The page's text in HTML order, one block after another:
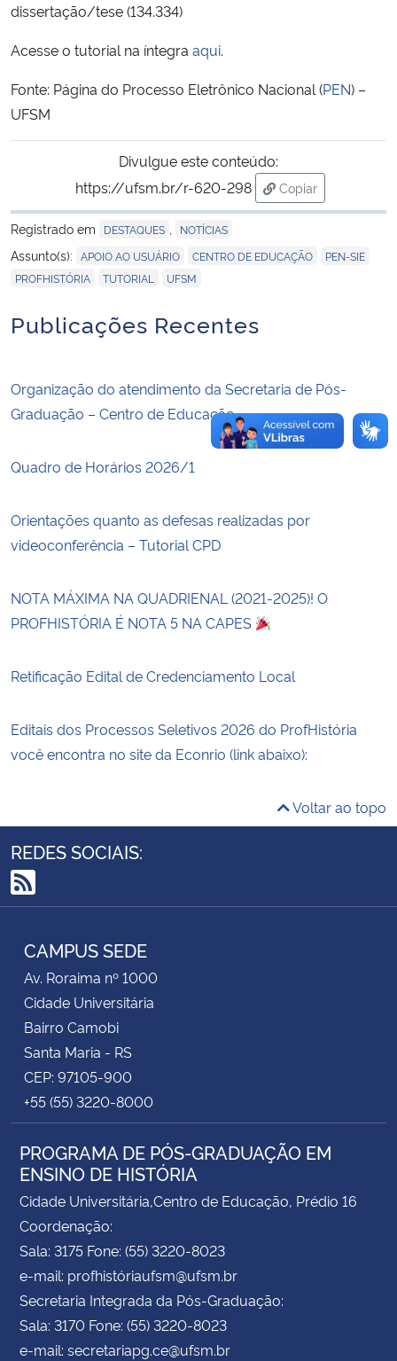
Ministério do Turismo
Controladoria-Geral da União
Ministério da Mulher, da Família e dos Direitos Humanos
Secretaria-Geral
Secretaria de Governo
Banco Central do Brasil
dissertação/tese (134.334)
Acesse o tutorial na íntegra aqui.
Fonte: Página do Processo Eletrônico Nacional (PEN) –
UFSM
Divulgue este conteúdo:
https://ufsm.br/r-620-298
Copiar
para área de
Registrado em
DESTAQUES NOTÍCIAS
Assunto(s): APOIO AO USUÁRIO CENTRO DE EDUCAÇÃO PEN-SIE
PROFHISTÓRIA TUTORIAL UFSM
Publicações Recentes
Organização do atendimento da Secretaria de Pós-
Graduação – Centro de Educação
Quadro de Horários 2026/1
Orientações quanto as defesas realizadas por
videoconferência – Tutorial CPD
NOTA MÁXIMA NA QUADRIENAL (2021-2025)! O
PROFHISTÓRIA É NOTA 5 NA CAPES
Retificação Edital de Credenciamento Local
Editais dos Processos Seletivos 2026 do ProfHistória
você encontra no site da Econrio (link abaixo):
Voltar ao topo
REDES SOCIAIS:
RSS
CAMPUS SEDE
Av. Roraima nº 1000
Cidade Universitária
Bairro Camobi
Santa Maria - RS
CEP: 97105-900
+55 (55) 3220-8000
PROGRAMA DE PÓS-GRADUAÇÃO EM
ENSINO DE HISTÓRIA
Cidade Universitária,Centro de Educação, Prédio 16
Coordenação:
Sala: 3175 Fone: (55) 3220-8023
e-mail: profhistóriaufsm@ufsm.br
Secretaria Integrada da Pós-Graduação:
Sala: 3170 Fone: (55) 3220-8023
e-mail: secretariapg.ce@ufsm.br